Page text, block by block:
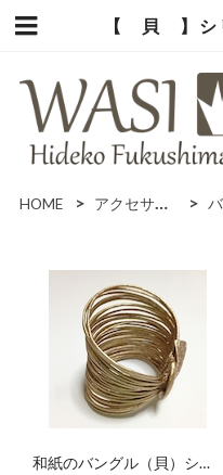
HOME アクセサリー バ
和紙のバングル（貝）シェ